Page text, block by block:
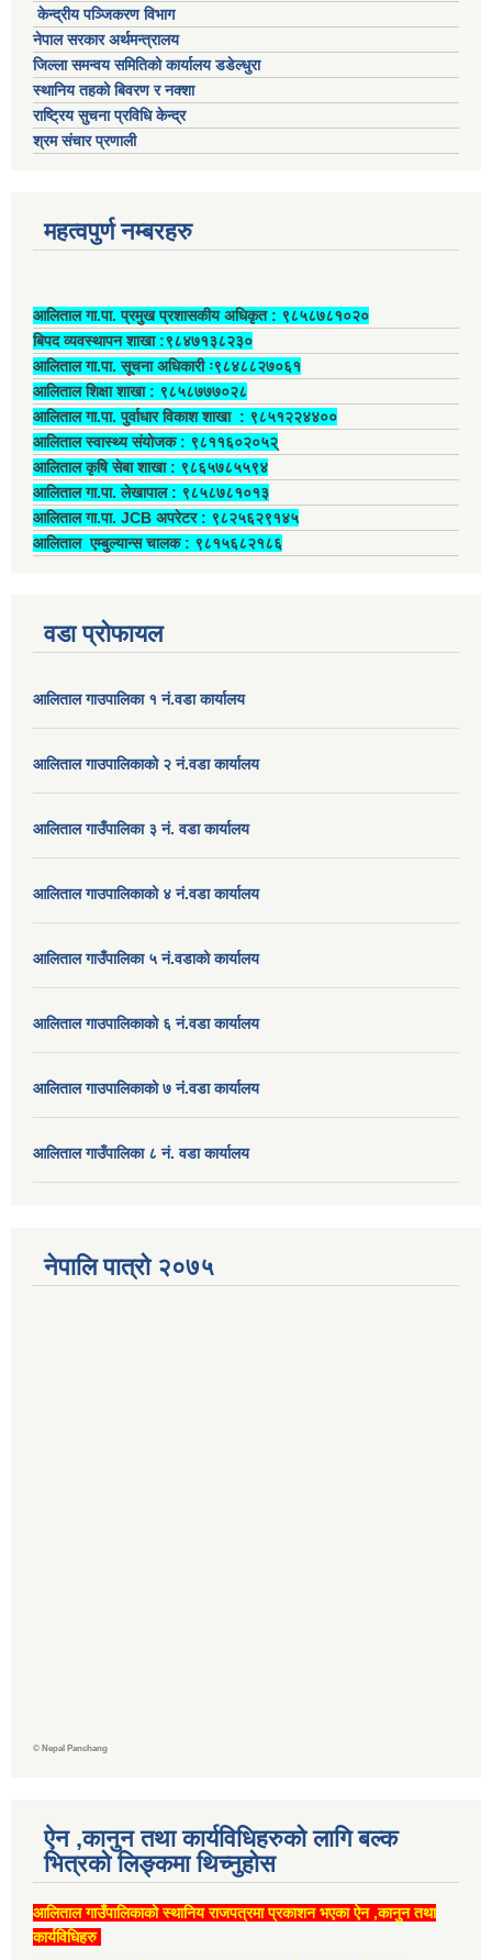
केन्द्रीय पञ्जिकरण विभाग
नेपाल सरकार अर्थमन्त्रालय
जिल्ला समन्वय समितिको कार्यालय डडेल्धुरा
स्थानिय तहको बिवरण र नक्शा
राष्ट्रिय सुचना प्रविधि केन्द्र
श्रम संचार प्रणाली
महत्वपुर्ण नम्बरहरु
आलिताल गा.पा. प्रमुख प्रशासकीय अधिकृत ‍: ९८५८७८१०२०
बिपद व्यवस्थापन शाखा :९८४७१३८२३०
आलिताल गा.पा. सूचना अधिकारी ः९८४८८२७०६१
आलिताल शिक्षा शाखा : ९८५८७७७०२८
आलिताल गा.पा. पुर्वाधार विकाश शाखा ‍: ९८५१२२४४००
आलिताल स्वास्थ्य संयोजक ‍: ९८११६०२०५२्
आलिताल कृषि सेबा शाखा : ९८६५७८५५९४
आलिताल गा.पा. लेखापाल ‍: ९८५८७८१०१३
आलिताल गा.पा. JCB अपरेटर ‍: ९८२५६२९१४५
आलिताल एम्बुल्यान्स चालक ‍: ९८१५६८२१८६
वडा प्रोफायल
आलिताल गाउपालिका १ नं.वडा कार्यालय
आलिताल गाउपालिकाको २ नं.वडा कार्यालय
आलिताल गाउँपालिका ३ नं. वडा कार्यालय
आलिताल गाउपालिकाको ४ नं.वडा कार्यालय
आलिताल गाउँपालिका ५ नं.वडाको कार्यालय
आलिताल गाउपालिकाको ६ नं.वडा कार्यालय
आलिताल गाउपालिकाको ७ नं.वडा कार्यालय
आलिताल गाउँपालिका ८ नं. वडा कार्यालय
नेपालि पात्रो २०७५
© Nepal Panchang
ऐन ,कानुन तथा कार्यविधिहरुको लागि बल्क
भित्रको लिङ्कमा थिच्‍नुहोस
आलिताल गाउँपालिकाको स्थानिय राजपत्रमा प्रकाशन भएका ऐन ,कानुन तथा
कार्यविधिहरु